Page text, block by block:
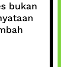
bukan